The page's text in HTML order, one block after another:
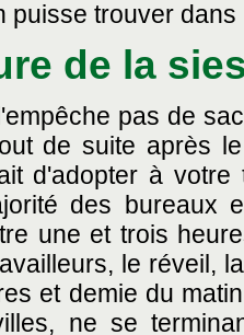
puisse trouver dans
de la
pas de
de suite après
d'adopter à
des bureaux
une et trois
le réveil,
et demie du
ne se